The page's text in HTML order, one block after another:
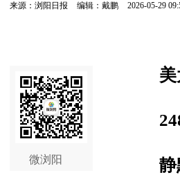
来源：浏阳日报 编辑：戴鹏 2026-05-29
微浏阳 静